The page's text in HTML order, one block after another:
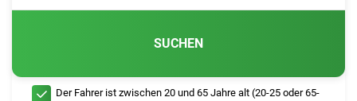
SUCHEN
Der Fahrer ist zwischen 20 und 65 Jahre alt (20-25 oder 65-